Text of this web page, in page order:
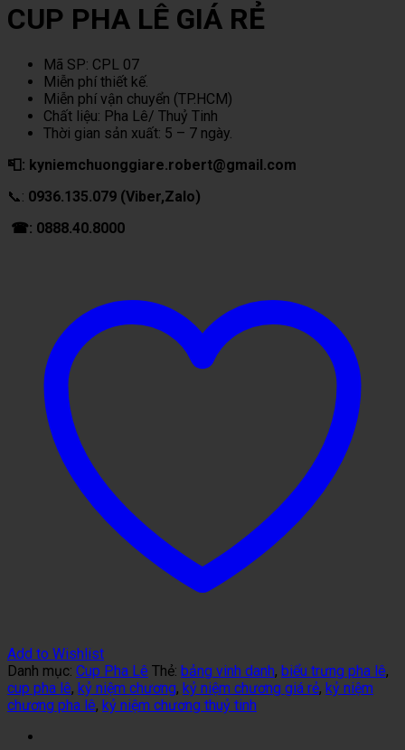
CUP PHA LÊ GIÁ RẺ
Mã SP: CPL 07
Miễn phí thiết kế.
Miễn phí vận chuyển (TP.HCM)
Chất liệu: Pha Lê/ Thuỷ Tinh
Thời gian sản xuất: 5 – 7 ngày.
📮: kyniemchuonggiare.robert@gmail.com
📞: 0936.135.079 (Viber,Zalo)
☎: 0888.40.8000
Add to Wishlist
Danh mục: Cup Pha Lê Thẻ: bảng vinh danh, biểu trưng pha lê,
cup pha lê, kỷ niệm chương, kỷ niệm chương giá rẻ, kỷ niệm
chương pha lê, kỷ niệm chương thuỷ tinh